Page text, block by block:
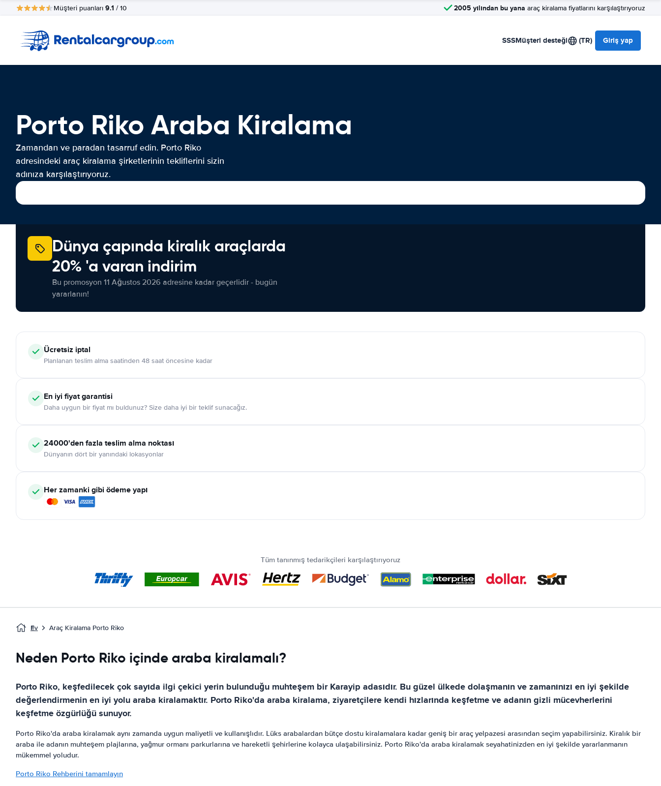
Müşteri puanları 9.1 / 10 2005 yılından bu yana araç kiralama fiyatlarını karşılaştırıyoruz
SSSMüşteri desteği (TR) Giriş yap
Porto Riko Araba Kiralama
Zamandan ve paradan tasarruf edin. Porto Riko
adresindeki araç kiralama şirketlerinin tekliflerini sizin
adınıza karşılaştırıyoruz.
Dünya çapında kiralık araçlarda
20% 'a varan indirim
Bu promosyon 11 Ağustos 2026 adresine kadar geçerlidir - bugün
yararlanın!
Ücretsiz iptal
Planlanan teslim alma saatinden 48 saat öncesine kadar
En iyi fiyat garantisi
Daha uygun bir fiyat mı buldunuz? Size daha iyi bir teklif sunacağız.
24000'den fazla teslim alma noktası
Dünyanın dört bir yanındaki lokasyonlar
Her zamanki gibi ödeme yapı
Tüm tanınmış tedarikçileri karşılaştırıyoruz
Ev Araç Kiralama Porto Riko
Neden Porto Riko içinde araba kiralamalı?
Porto Riko, keşfedilecek çok sayıda ilgi çekici yerin bulunduğu muhteşem bir Karayip adasıdır. Bu güzel ülkede dolaşmanın ve zamanınızı en iyi şekilde
değerlendirmenin en iyi yolu araba kiralamaktır. Porto Riko'da araba kiralama, ziyaretçilere kendi hızlarında keşfetme ve adanın gizli mücevherlerini
keşfetme özgürlüğü sunuyor.
Porto Riko'da araba kiralamak aynı zamanda uygun maliyetli ve kullanışlıdır. Lüks arabalardan bütçe dostu kiralamalara kadar geniş bir araç yelpazesi arasından seçim yapabilirsiniz. Kiralık bir
araba ile adanın muhteşem plajlarına, yağmur ormanı parkurlarına ve hareketli şehirlerine kolayca ulaşabilirsiniz. Porto Riko'da araba kiralamak seyahatinizden en iyi şekilde yararlanmanın
mükemmel yoludur.
Porto Riko Rehberini tamamlayın